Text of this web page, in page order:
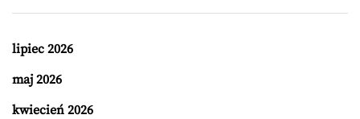
lipiec 2026
maj 2026
kwiecień 2026